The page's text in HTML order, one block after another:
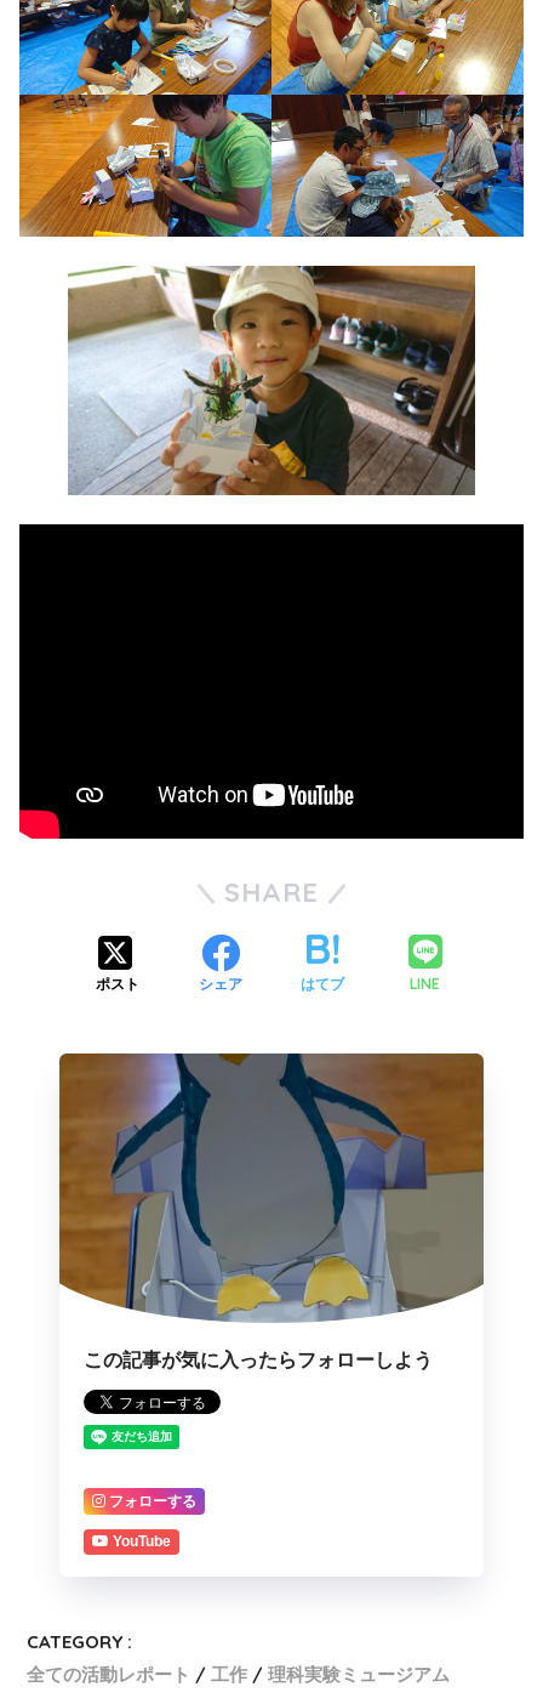
SHARE
ポスト シェア はてブ LINE
この記事が気に入ったらフォローしよう
フォローする
YouTube
CATEGORY :
全ての活動レポート
工作 理科実験ミュージアム